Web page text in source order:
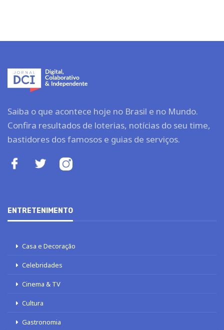
Saiba o que acontece hoje no Brasil e no Mundo.
Confira resultados de loterias, notícias do seu time,
bastidores dos famosos e guias de serviços.
ENTRETENIMENTO
Casa e Decoração
Celebridades
Cinema & TV
Cultura
Gastronomia